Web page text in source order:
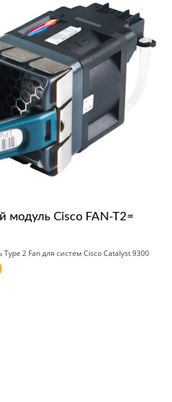
модуль Cisco FAN-T2=
2 Fan для систем Cisco Catalyst 9300